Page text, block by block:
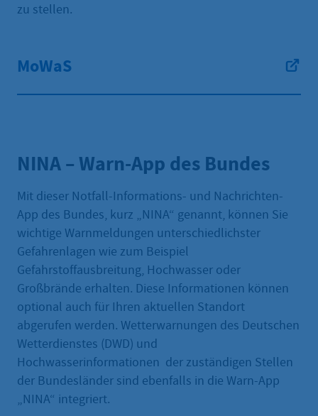
zu stellen.
MoWaS
NINA – Warn-App des Bundes
Mit dieser Notfall-Informations- und Nachrichten-
App des Bundes, kurz „NINA“ genannt, können Sie
wichtige Warnmeldungen unterschiedlichster
Gefahrenlagen wie zum Beispiel
Gefahrstoffausbreitung, Hochwasser oder
Großbrände erhalten. Diese Informationen können
optional auch für Ihren aktuellen Standort
abgerufen werden. Wetterwarnungen des Deutschen
Wetterdienstes (DWD) und
Hochwasserinformationen der zuständigen Stellen
der Bundesländer sind ebenfalls in die Warn-App
„NINA“ integriert.